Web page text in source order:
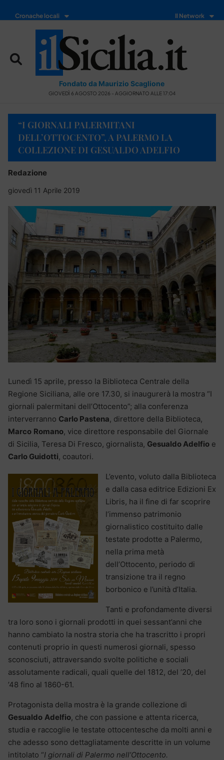
Cronache locali Il Network
Fondato da Maurizio Scaglione
GIOVEDÌ 6 AGOSTO 2026 - AGGIORNATO ALLE 17:04
“I GIORNALI PALERMITANI
DELL’OTTOCENTO”, A PALERMO LA
COLLEZIONE DI GESUALDO ADELFIO
Redazione
giovedì 11 Aprile 2019
Lunedì 15 aprile, presso la Biblioteca Centrale della
Regione Siciliana, alle ore 17.30, si inaugurerà la mostra “I
giornali palermitani dell’Ottocento”; alla conferenza
interverranno Carlo Pastena, direttore della Biblioteca,
Marco Romano, vice direttore responsabile del Giornale
di Sicilia, Teresa Di Fresco, giornalista, Gesualdo Adelfio e
Carlo Guidotti, coautori.
L’evento, voluto dalla Biblioteca
e dalla casa editrice Edizioni Ex
Libris, ha il fine di far scoprire
l’immenso patrimonio
giornalistico costituito dalle
testate prodotte a Palermo,
nella prima metà
dell’Ottocento, periodo di
transizione tra il regno
borbonico e l’unità d’Italia.
Tanti e profondamente diversi
tra loro sono i giornali prodotti in quei sessant’anni che
hanno cambiato la nostra storia che ha trascritto i propri
contenuti proprio in questi numerosi giornali, spesso
sconosciuti, attraversando svolte politiche e sociali
assolutamente radicali, quali quelle del 1812, del ’20, del
’48 fino al 1860-61.
Protagonista della mostra è la grande collezione di
Gesualdo Adelfio, che con passione e attenta ricerca,
studia e raccoglie le testate ottocentesche da molti anni e
che adesso sono dettagliatamente descritte in un volume
intitolato “I giornali di Palermo nell’Ottocento.